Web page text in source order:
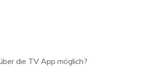
die TV App möglich?